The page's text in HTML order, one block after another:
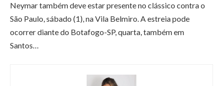
Neymar também deve estar presente no clássico contra o
São Paulo, sábado (1), na Vila Belmiro. A estreia pode
ocorrer diante do Botafogo-SP, quarta, também em
Santos…